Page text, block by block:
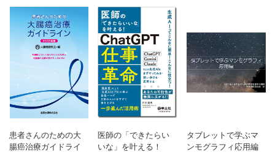
尿中金属濃度と心血管病リスク・死亡リスクとの相関……森
田啓行
肝硬変患者における息切れの症状を見逃さない……厚川正則
「術前APTT延長の扱い方」が診療の質を左右する……金
子 誠
震災後の住環境変化……釣木澤尚実
若者の下肢優位の麻痺，脳梗塞だとしたら？……青木淳哉
染めたGram染色標本が語り，培養結果は沈黙する……山
本 剛
今月の話題
2型糖尿病発症予防を目的としたデジタル技術によるヘルス
ケアサービスに関する指針……三田智也ほか
患者さんのための大
腸癌治療ガイドライ
医師の「できたらい
いな」を叶える！
タブレットで学ぶマ
ンモグラフィ応用編